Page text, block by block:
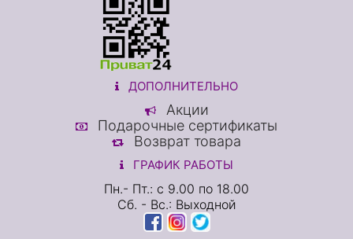
ДОПОЛНИТЕЛЬНО
Акции
Подарочные сертификаты
Возврат товара
ГРАФИК РАБОТЫ
Пн.- Пт.: с 9.00 по 18.00
Сб. - Вс.: Выходной